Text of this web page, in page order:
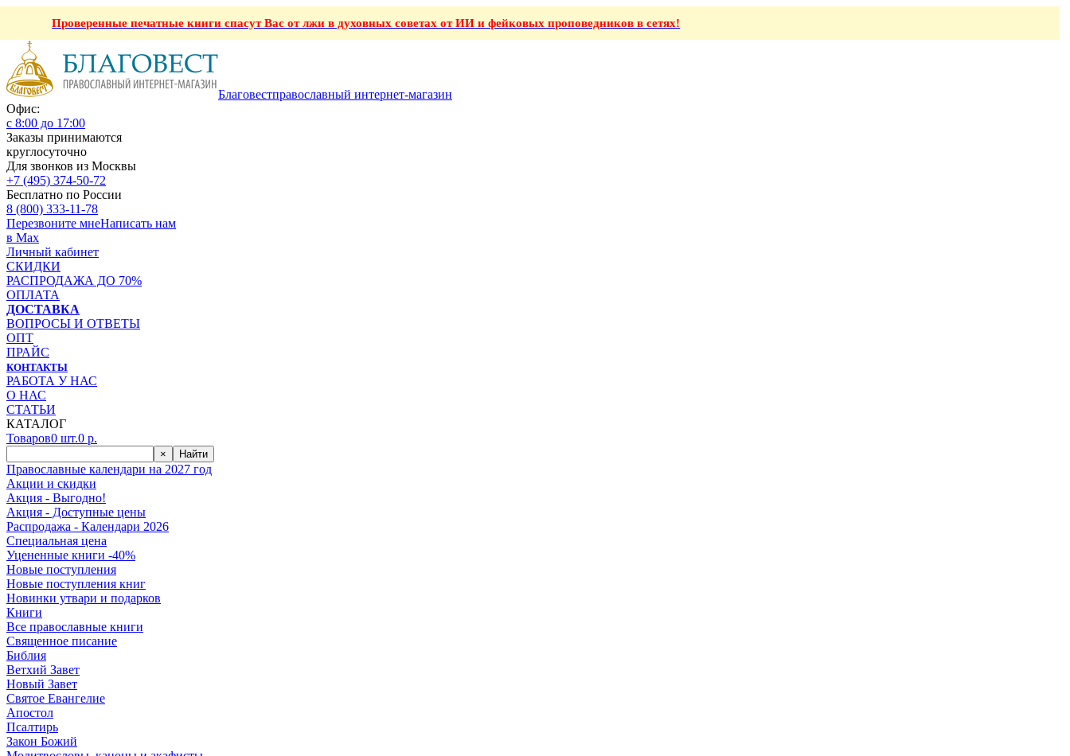
Проверенные печатные книги спасут Вас от лжи в духовных советах от ИИ и фейковых проповедников в сетях!
Благовестправославный интернет-магазин
Офис:
с 8:00 до 17:00
Заказы принимаются
круглосуточно
Для звонков из Москвы
+7 (495) 374-50-72
Бесплатно по России
8 (800) 333-11-78
Перезвоните мнеНаписать нам
в Max
Личный кабинет
СКИДКИ
РАСПРОДАЖА ДО 70%
ОПЛАТА
ДОСТАВКА
ВОПРОСЫ И ОТВЕТЫ
ОПТ
ПРАЙС
КОНТАКТЫ
РАБОТА У НАС
О НАС
СТАТЬИ
КАТАЛОГ
Товаров0 шт.0 р.
× Найти
Православные календари на 2027 год
Акции и скидки
Акция - Выгодно!
Акция - Доступные цены
Распродажа - Календари 2026
Специальная цена
Уцененные книги -40%
Новые поступления
Новые поступления книг
Новинки утвари и подарков
Книги
Все православные книги
Священное писание
Библия
Ветхий Завет
Новый Завет
Святое Евангелие
Апостол
Псалтирь
Закон Божий